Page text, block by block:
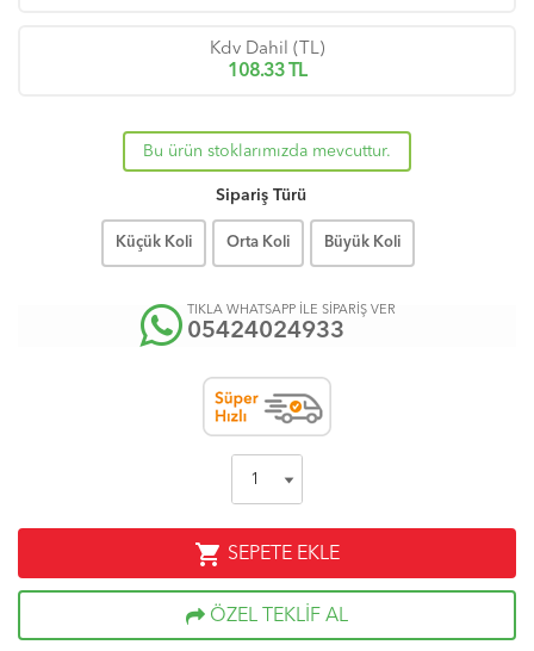
Kdv Dahil (TL)
108.33 TL
Bu ürün stoklarımızda mevcuttur.
Sipariş Türü
Küçük Koli Orta Koli Büyük Koli
TIKLA WHATSAPP İLE SİPARİŞ VER
05424024933
shopping_cart SEPETE EKLE
ÖZEL TEKLİF AL